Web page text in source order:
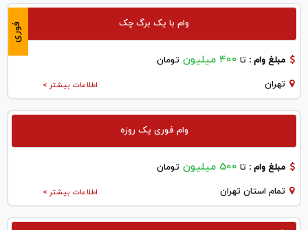
فوری وام با یک برگ چک
مبلغ وام : تا ۴۰۰ میلیون تومان
اطلاعات بیشتر > تهران
وام فوری یک روزه
مبلغ وام : تا 500 میلیون تومان
اطلاعات بیشتر > تمام استان تهران